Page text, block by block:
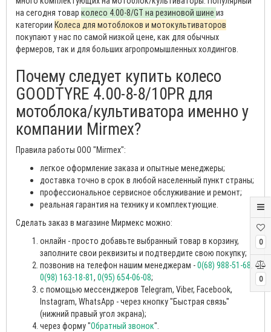
0
0
на сегодня товар колесо 4.00-8/GT на резиновой шине из
категории Колеса для мотоблоков и мотокультиваторов
покупают у нас по самой низкой цене, как для обычных
фермеров, так и для больших агропромышленных холдингов.
Почему следует купить колесо
GOODTYRE 4.00-8-8/10PR для
мотоблока/культиватора именно у
компании Mirmex?
Правила работы ООО "Mirmex":
легкое оформление заказа и опытные менеджеры;
доставка точно в срок в любой населенный пункт страны;
профессиональное сервисное обслуживание и ремонт;
реальная гарантия на технику и комплектующие.
Сделать заказ в магазине Мирмекс можно:
онлайн - просто добавьте выбранный товар в корзину,
заполните свои реквизиты и подтвердите свою покупку;
позвонив на телефон нашим менеджерам -0(68) 988-51-68
0(98) 163-18-81, 0(95) 654-06-08;
с помощью мессенджеров Telegram, Viber, Facebook,
Instagram, WhatsApp - через кнопку "Быстрая связь"
(нижний правый угол экрана);
через форму "Обратный звонок".